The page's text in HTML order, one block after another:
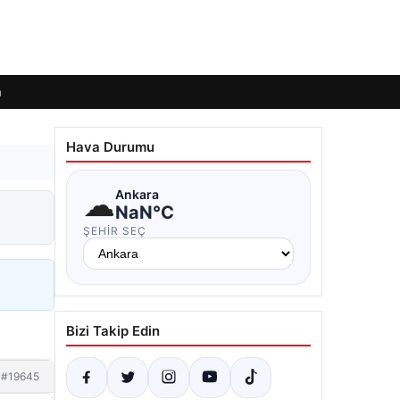
#19645
Hava Durumu
☁Ankara
NaN°C
ŞEHIR SEÇ
Bizi Takip Edin